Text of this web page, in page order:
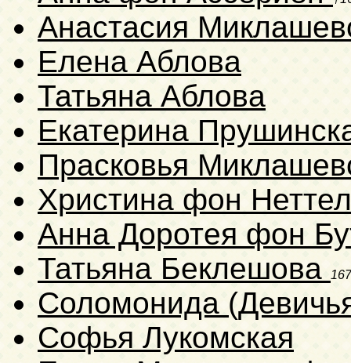
Анастасия
Елена Аблова
Татьяна Аблова
Екатерина
Прасковья
Христина фон
Анна Доротея фон
Татьяна Беклешова
Соломонида
Софья Лукомская